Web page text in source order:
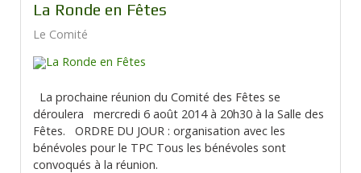
La Ronde en Fêtes
Le Comité
La prochaine réunion du Comité des Fêtes se
déroulera mercredi 6 août 2014 à 20h30 à la Salle des
Fêtes. ORDRE DU JOUR : organisation avec les
bénévoles pour le TPC Tous les bénévoles sont
convoqués à la réunion.